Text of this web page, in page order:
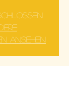
ansehen